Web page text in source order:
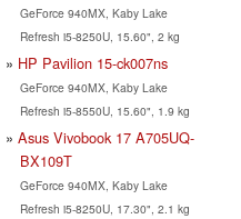
GeForce 940MX, Kaby Lake
Refresh i5-8250U, 15.60", 2 kg
HP Pavilion 15-ck007ns
GeForce 940MX, Kaby Lake
Refresh i5-8550U, 15.60", 1.9 kg
Asus Vivobook 17 A705UQ-
BX109T
GeForce 940MX, Kaby Lake
Refresh i5-8250U, 17.30", 2.1 kg